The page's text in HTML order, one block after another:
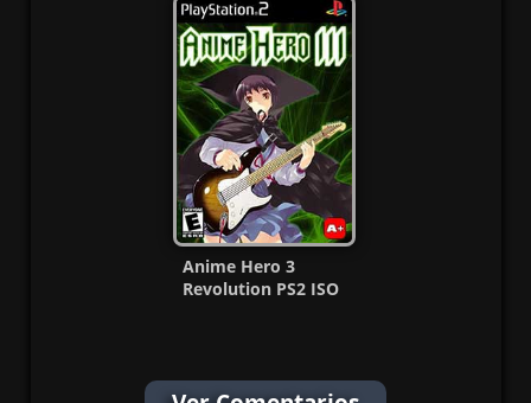
Anime Hero 3
Revolution PS2 ISO